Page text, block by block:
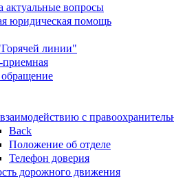
актуальные вопросы
юридическая помощь
линии"
с
Back
Положение об отделе
Телефон доверия
дорожного движения